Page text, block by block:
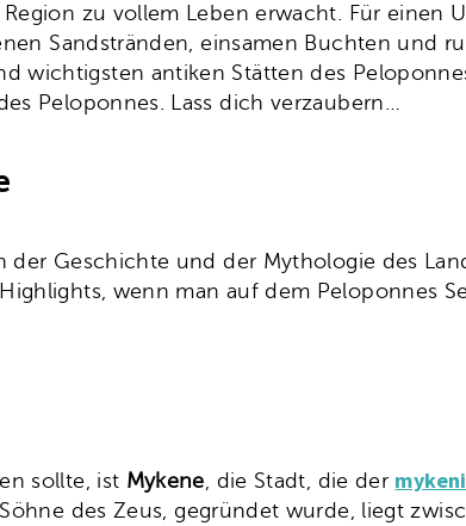
zu vollem Leben erwacht. Für einen
Sandstränden, einsamen Buchten und
wichtigsten antiken Stätten des
Peloponnes. Lass dich verzaubern…
der Geschichte und der Mythologie des
wenn man auf dem Peloponnes
sollte, ist Mykene , die Stadt, die der
Söhne des Zeus, gegründet wurde, liegt